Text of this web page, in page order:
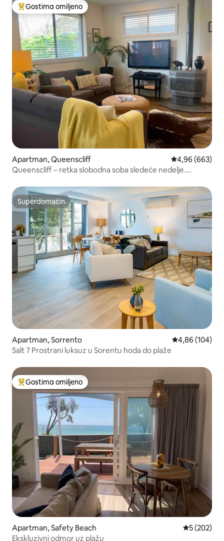
Najuspešniji među gostima omiljenim
Gostima omiljeno
Apartman, Queenscliff Prosečna
4,96 (663)
Queenscliff – retka slobodna soba sledeće nedelje.
Superdomaćin
Superdomaćin
Apartman, Sorrento Prosečna
4,86 (104)
Salt 7 Prostrani luksuz u Sorentu hoda do plaže
Najuspešniji među gostima omiljenim
Gostima omiljeno
Apartman, Safety Beach Prosečna
5 (202)
Ekskluzivni odmor uz plažu